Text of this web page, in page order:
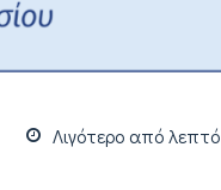
Λιγότερο απόλεπτό